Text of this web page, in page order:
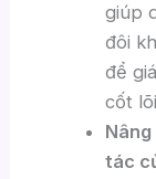
giúp
đôi
để
cốt
tác